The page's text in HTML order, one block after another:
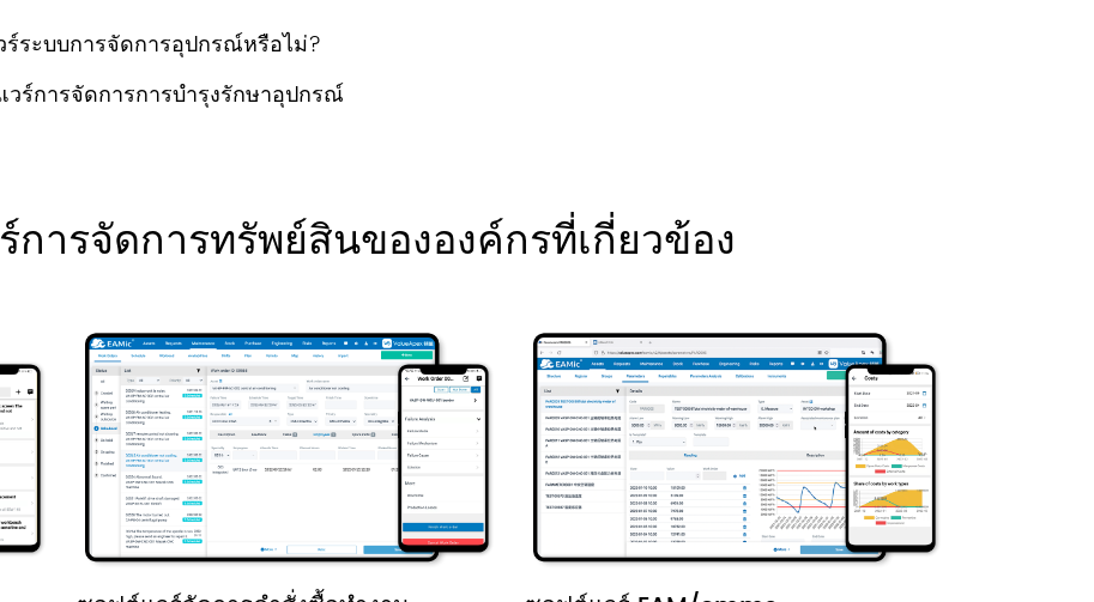
ระบบการจัดการอุปกรณ์หรือไม่?
ร์การจัดการการบำรุงรักษาอุปกรณ์
ารจัดการทรัพย์สินขององค์กรที่เกี่ยวข้อง